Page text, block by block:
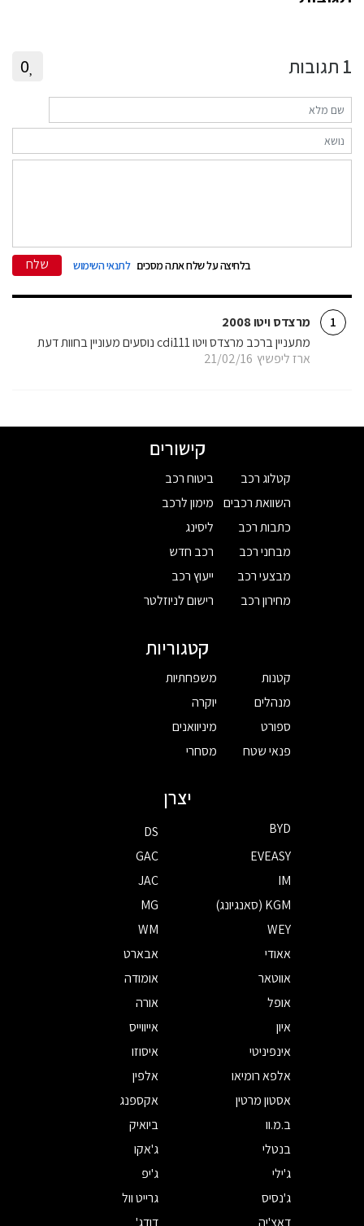
1 תגובות 0
בלחיצה על שלח אתה מסכים לתנאי השימוש שלח
1 מרצדס ויטו 2008
ארז ליפשיץ 21/02/16
מתעניין ברכב מרצדס ויטו cdi111 נוסעים מעוניין בחוות דעת
קישורים
קטלוג רכב
השוואת רכבים
כתבות רכב
מבחני רכב
מבצעי רכב
מחירון רכב
ביטוח רכב
מימון לרכב
ליסינג
רכב חדש
ייעוץ רכב
רישום לניוזלטר
קטגוריות
קטנות
מנהלים
ספורט
פנאי שטח
משפחתיות
יוקרה
מיניוואנים
מסחרי
יצרן
BYD
DS
EVEASY
GAC
IM
JAC
KGM (סאנגיונג)
MG
WEY
WM
אאודי
אבארט
אווטאר
אומודה
אופל
אורה
איון
אייווייס
אינפיניטי
איסוזו
אלפא רומיאו
אלפין
אסטון מרטין
אקספנג
ב.מ.וו
ביואיק
בנטלי
ג'אקו
ג'ילי
ג'יפ
ג'נסיס
גרייט וול
דאצ'יה
דודג'